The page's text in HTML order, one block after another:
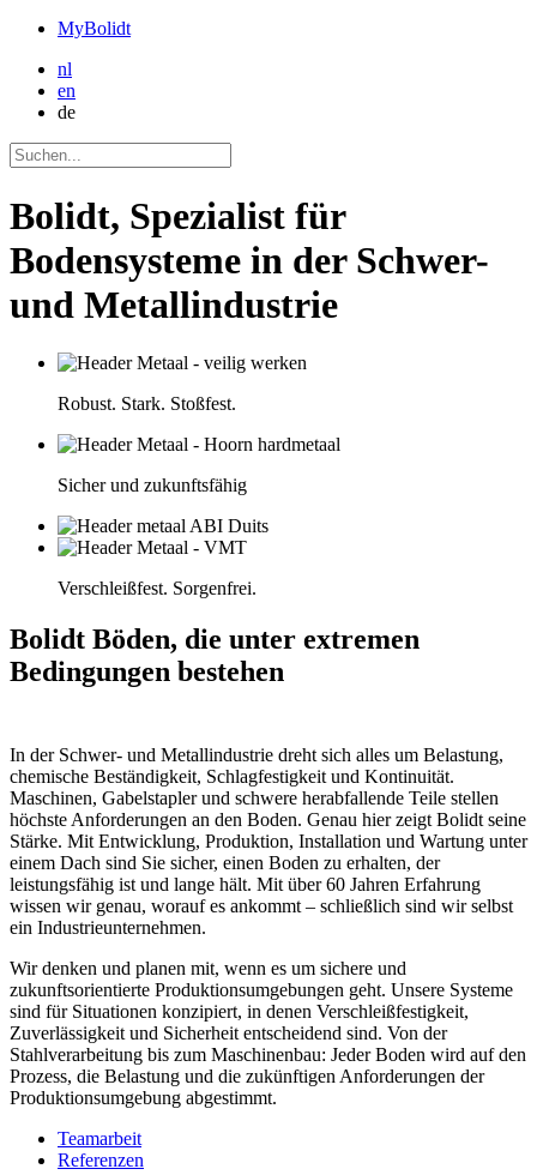
MyBolidt
nl
en
de
Bolidt, Spezialist für
Bodensysteme in der Schwer-
und Metallindustrie
Robust. Stark. Stoßfest.
Sicher und zukunftsfähig
Verschleißfest. Sorgenfrei.
Bolidt Böden, die unter extremen
Bedingungen bestehen
In der Schwer- und Metallindustrie dreht sich alles um Belastung,
chemische Beständigkeit, Schlagfestigkeit und Kontinuität.
Maschinen, Gabelstapler und schwere herabfallende Teile stellen
höchste Anforderungen an den Boden. Genau hier zeigt Bolidt seine
Stärke. Mit Entwicklung, Produktion, Installation und Wartung unter
einem Dach sind Sie sicher, einen Boden zu erhalten, der
leistungsfähig ist und lange hält. Mit über 60 Jahren Erfahrung
wissen wir genau, worauf es ankommt – schließlich sind wir selbst
ein Industrieunternehmen.
Wir denken und planen mit, wenn es um sichere und
zukunftsorientierte Produktionsumgebungen geht. Unsere Systeme
sind für Situationen konzipiert, in denen Verschleißfestigkeit,
Zuverlässigkeit und Sicherheit entscheidend sind. Von der
Stahlverarbeitung bis zum Maschinenbau: Jeder Boden wird auf den
Prozess, die Belastung und die zukünftigen Anforderungen der
Produktionsumgebung abgestimmt.
Teamarbeit
Referenzen